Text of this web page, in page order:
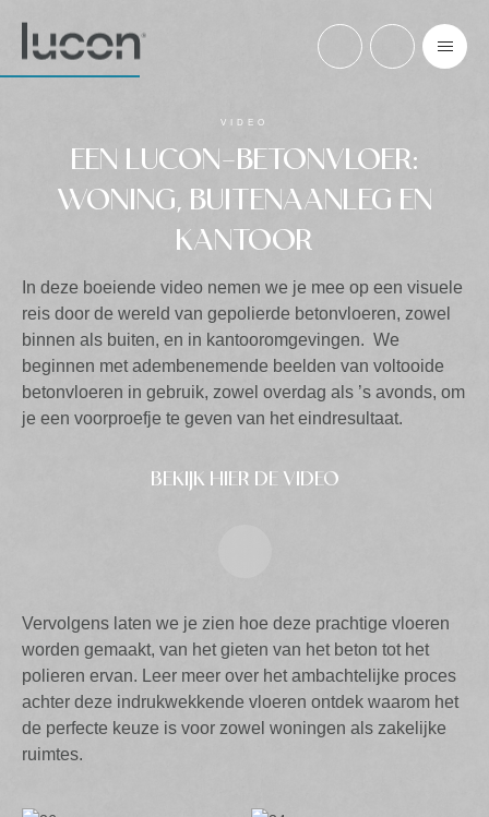
VIDEO
EEN LUCON-BETONVLOER:
WONING, BUITENAANLEG EN
KANTOOR
In deze boeiende video nemen we je mee op een visuele
reis door de wereld van gepolierde betonvloeren, zowel
binnen als buiten, en in kantooromgevingen. We
beginnen met adembenemende beelden van voltooide
betonvloeren in gebruik, zowel overdag als ’s avonds, om
je een voorproefje te geven van het eindresultaat.
BEKIJK HIER DE VIDEO
Vervolgens laten we je zien hoe deze prachtige vloeren
worden gemaakt, van het gieten van het beton tot het
polieren ervan. Leer meer over het ambachtelijke proces
achter deze indrukwekkende vloeren ontdek waarom het
de perfecte keuze is voor zowel woningen als zakelijke
ruimtes.